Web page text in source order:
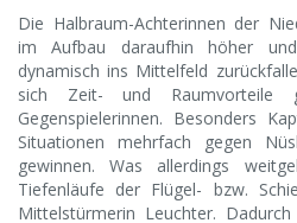
Die Halbraum-Achterinnen der
im Aufbau daraufhin höher
dynamisch ins Mittelfeld
sich Zeit- und Raumvorteile
Gegenspielerinnen. Besonders
Situationen mehrfach gegen
gewinnen. Was allerdings
Tiefenläufe der Flügel- bzw.
Mittelstürmerin Leuchter.